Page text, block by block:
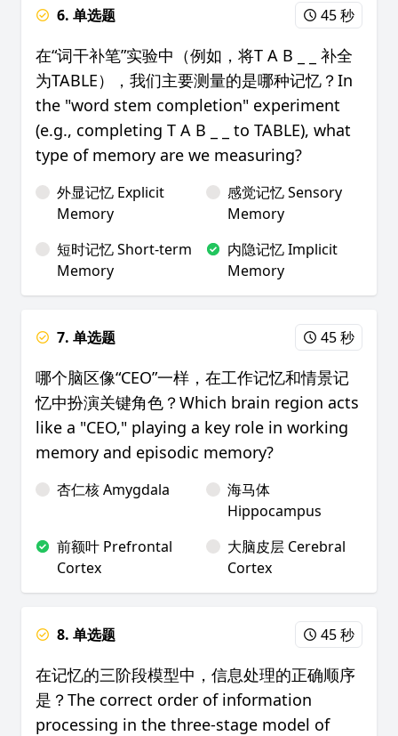
6. 单选题 45 秒
在“词干补笔”实验中（例如，将T A B _ _ 补全
为TABLE），我们主要测量的是哪种记忆？In
the "word stem completion" experiment
(e.g., completing T A B _ _ to TABLE), what
type of memory are we measuring?
外显记忆 Explicit
Memory
感觉记忆 Sensory
Memory
短时记忆 Short-term
Memory
内隐记忆 Implicit
Memory
7. 单选题 45 秒
哪个脑区像“CEO”一样，在工作记忆和情景记
忆中扮演关键角色？Which brain region acts
like a "CEO," playing a key role in working
memory and episodic memory?
杏仁核 Amygdala
海马体
Hippocampus
前额叶 Prefrontal
Cortex
大脑皮层 Cerebral
Cortex
8. 单选题 45 秒
在记忆的三阶段模型中，信息处理的正确顺序
是？The correct order of information
processing in the three-stage model of